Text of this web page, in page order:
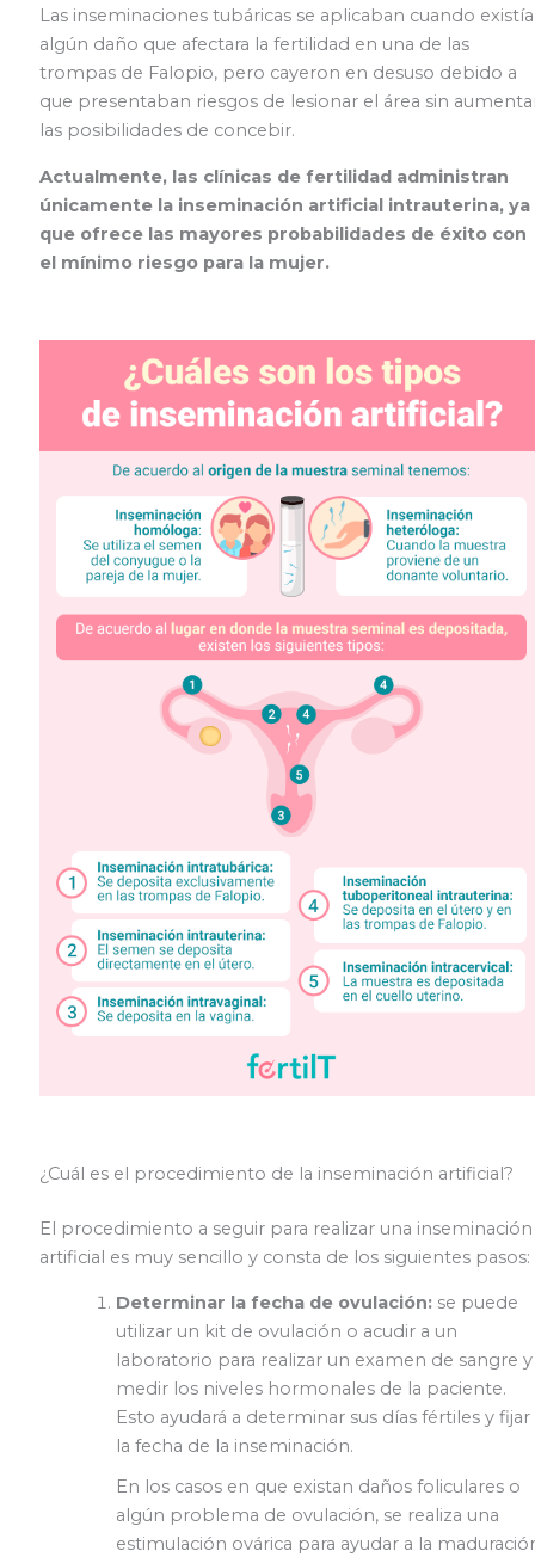
Las inseminaciones tubáricas se aplicaban cuando existía
algún daño que afectara la fertilidad en una de las
trompas de Falopio, pero cayeron en desuso debido a
que presentaban riesgos de lesionar el área sin
las posibilidades de concebir.
Actualmente, las clínicas de fertilidad administran
únicamente la inseminación artificial intrauterina, ya
que ofrece las mayores probabilidades de éxito con
el mínimo riesgo para la mujer.
¿Cuál es el procedimiento de la inseminación artificial?
El procedimiento a seguir para realizar una inseminación
artificial es muy sencillo y consta de los siguientes pasos:
Determinar la fecha de ovulación:se puede
utilizar un kit de ovulación o acudir a un
laboratorio para realizar un examen de sangre y
medir los niveles hormonales de la paciente.
Esto ayudará a determinar sus días fértiles y fijar
la fecha de la inseminación.
En los casos en que existan daños foliculares o
algún problema de ovulación, se realiza una
estimulación ovárica para ayudar a la